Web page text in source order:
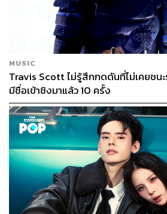
MUSIC
Travis Scott ไม่รู้สึกกดดันที่ไม่เคยชน
มีชื่อเข้าชิงมาแล้ว 10 ครั้ง